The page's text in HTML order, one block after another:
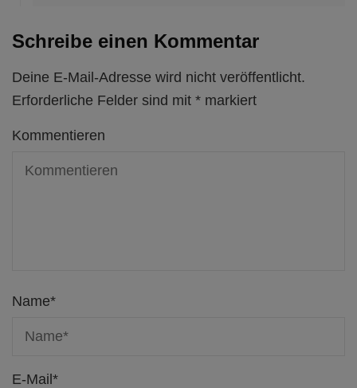
Schreibe einen Kommentar
Deine E-Mail-Adresse wird nicht veröffentlicht.
Erforderliche Felder sind mit * markiert
Kommentieren
Name*
E-Mail*